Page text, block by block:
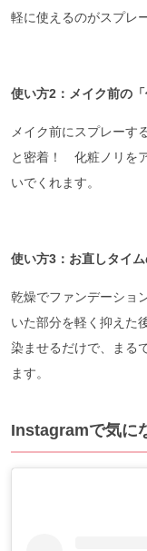
軽に使えるのがスプレ
使い方2：メイク前の
メイク前にスプレーす
と密着！ 化粧ノリを
いでくれます。
使い方3：お直しタイ
乾燥でファンデーショ
いた部分を軽く抑えた
染ませるだけで、まる
ます。
Instagramで気に